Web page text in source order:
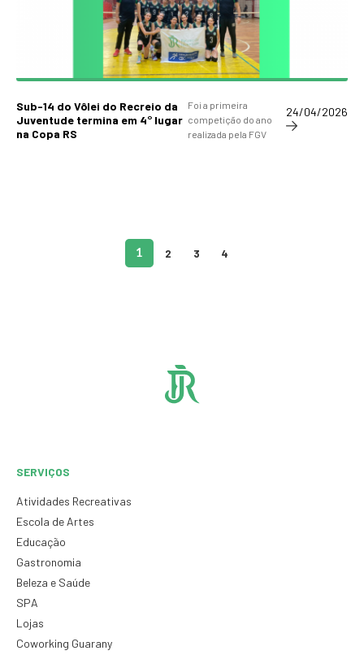
Sub-14 do Vôlei do Recreio da
Juventude termina em 4° lugar
na Copa RS
Foi a primeira
competição do ano
realizada pela FGV
24/04/2026
1 2 3 4
SERVIÇOS
Atividades Recreativas
Escola de Artes
Educação
Gastronomia
Beleza e Saúde
SPA
Lojas
Coworking Guarany